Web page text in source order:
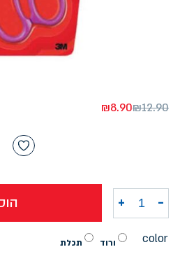
₪12.90
₪8.90
color ורוד תכלת
- כמות של מספריים לילדים 12 ס"מ 4+ SCOTCH 3M
+